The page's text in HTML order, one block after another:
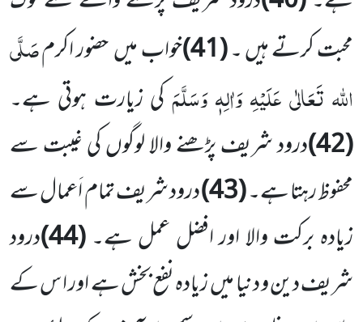
محبت کرتے ہیں ۔(41) خواب میں حضور اکرمصَلَّی
اللہ تَعَالٰی عَلَیْہِ وَاٰلِہٖ وَسَلَّمَکی زیارت ہوتی ہے۔
(42)
درود شریف پڑھنے والا لوگوں کی غیبت سے
محفوظ رہتا ہے۔(43)
درود شریف تمام اَعمال سے
زیادہ برکت والا اور افضل عمل ہے۔(44)
درود
شریف دین و دنیا میں زیادہ نفع بخش ہے اور ا س کے